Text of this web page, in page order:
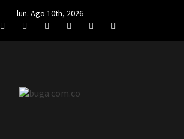
lun. Ago 10th, 2026
FacebookTwitterLinkedIn
VK YouTubeInstagram